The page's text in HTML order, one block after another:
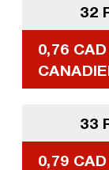
32
0,76
33
0,79